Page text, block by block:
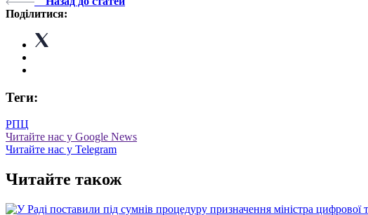
Поділитися:
Теги:
РПЦ
Читайте нас у Google News
Читайте нас у Telegram
Читайте також